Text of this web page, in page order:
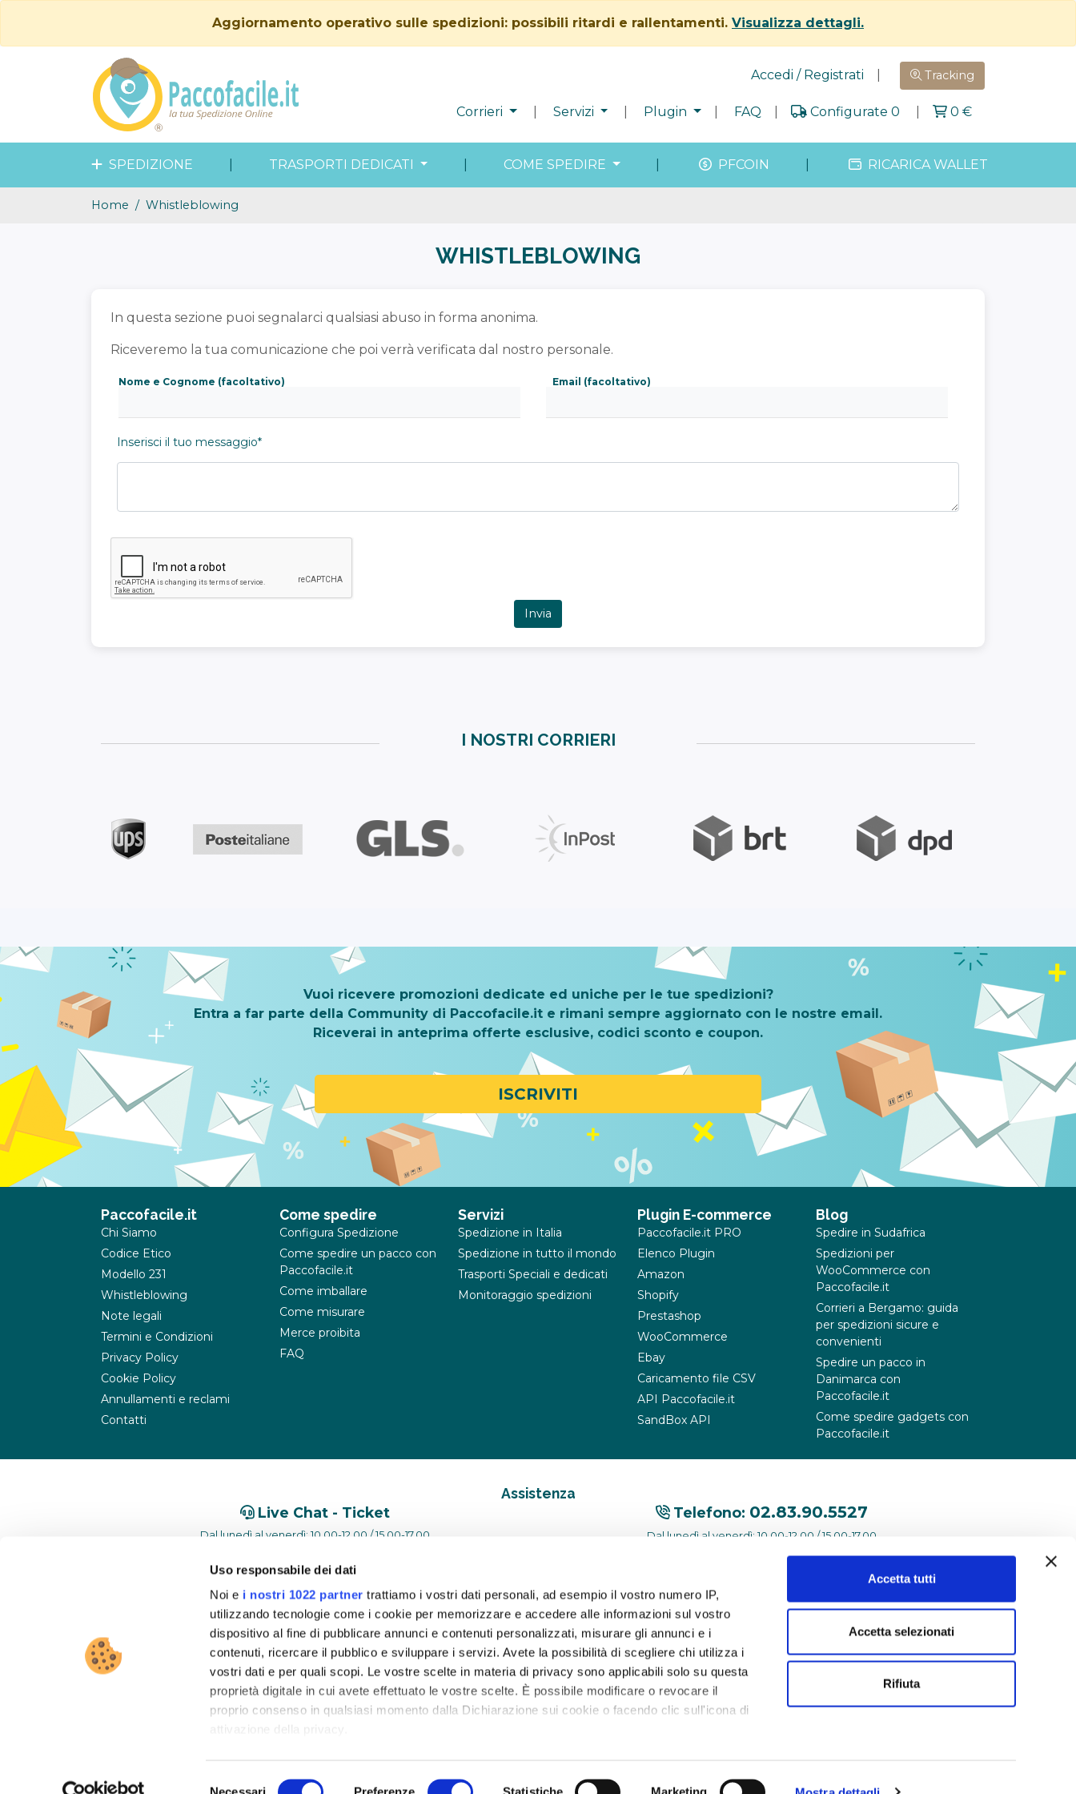
Uso responsabile dei dati
Noi e i nostri 1022 partner trattiamo i vostri dati personali, ad esempio il vostro numero IP,
utilizzando tecnologie come i cookie per memorizzare e accedere alle informazioni sul vostro
dispositivo al fine di pubblicare annunci e contenuti personalizzati, misurare gli annunci e i
contenuti, ricercare il pubblico e sviluppare i servizi. Avete la possibilità di scegliere chi utilizza i
vostri dati e per quali scopi. Le vostre scelte in materia di privacy sono applicabili solo su questa
proprietà digitale in cui avete effettuato le vostre scelte. È possibile modificare o revocare il
proprio consenso in qualsiasi momento dalla Dichiarazione sui cookie o facendo clic sull'icona di
raccogliere informazioni sulla tua posizione geografica, con un'approssimazione di
Necessari Preferenze Statistiche Marketing
Accetta tutti
Accetta selezionati
Rifiuta
Aggiornamento operativo sulle spedizioni: possibili ritardi e rallentamenti. Visualizza dettagli.
Accedi / Registrati Tracking
Corrieri Servizi Plugin FAQ Configurate 0 0 €
SPEDIZIONE TRASPORTI DEDICATI COME SPEDIRE PFCOIN RICARICA WALLET
Home Whistleblowing
WHISTLEBLOWING
In questa sezione puoi segnalarci qualsiasi abuso in forma anonima.
Riceveremo la tua comunicazione che poi verrà verificata dal nostro personale.
Nome e Cognome (facoltativo) Email (facoltativo)
Inserisci il tuo messaggio*
Invia
I NOSTRI CORRIERI
Vuoi ricevere promozioni dedicate ed uniche per le tue spedizioni?
Entra a far parte della Community di Paccofacile.it e rimani sempre aggiornato con le nostre email.
Riceverai in anteprima offerte esclusive, codici sconto e coupon.
ISCRIVITI
Paccofacile.it
Chi Siamo
Codice Etico
Modello 231
Whistleblowing
Note legali
Termini e Condizioni
Privacy Policy
Cookie Policy
Annullamenti e reclami
Contatti
Come spedire
Configura Spedizione
Come spedire un pacco con
Paccofacile.it
Come imballare
Come misurare
Merce proibita
FAQ
Servizi
Spedizione in Italia
Spedizione in tutto il mondo
Trasporti Speciali e dedicati
Monitoraggio spedizioni
Plugin E-commerce
Paccofacile.it PRO
Elenco Plugin
Amazon
Shopify
Prestashop
WooCommerce
Ebay
Caricamento file CSV
API Paccofacile.it
SandBox API
Blog
Spedire in Sudafrica
Spedizioni per
WooCommerce con
Paccofacile.it
Corrieri a Bergamo: guida
per spedizioni sicure e
convenienti
Spedire un pacco in
Danimarca con
Paccofacile.it
Come spedire gadgets con
Paccofacile.it
Assistenza
Live Chat - Ticket
Dal lunedì al venerdì: 10.00-12.00 / 15.00-17.00
Telefono: 02.83.90.5527
Dal lunedì al venerdì: 10.00-12.00 / 15.00-17.00
SOGIMA HOLDING S.R.L. Via dell'Industria 4 - 04011 Aprilia (LT) - PIVA 02830440596 - REA LT-202680 - Paccofacile.it ® 2026. Tutti i diritti riservati.